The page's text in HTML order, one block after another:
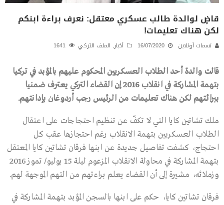
قاضٍ لوالدة طالب عسكري معتقل: نعرف براءة ابنكم
لكن هناك تعليمات!
نسمات أونلاين 16/07/2020 أخبار, الملف التركي
قالت والدة أحد الطلاب العسكريين المحكوم عليهم بالمؤبد في تركيا
بتهمة المشاركة في انقلاب 2016 إن القضاء التركي يعترف ضمنيا
ببرائتهم لكن هناك تعليمات من الرئيس رجب أردوغان بإدانتهم.
ملك تشاتين كايا التي لا تكفّ عن تنظيم احتجاجات على اعتقال
الطلاب العسكريين بتهمة الانقلاب رغم احتجازها عقب كل
احتجاج، كشفت تفاصيل جديدة عن ابنها فرقان تشاتين كايا المعتقل
بتهمة المشاركة في محاولة الانقلاب المزعوم ليلة 15 يوليو/ تموز 2016
وزملائه، مشيرة إلى أن القضاء يعلم براءتهم من التهم الموجهة لهم.
فرقان تشاتين كايا، حكم على ابنها بالسجن المؤبد بتهمة المشاركة في